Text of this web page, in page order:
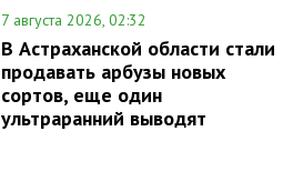
7 августа 2026, 02:32
В Астраханской области стали
продавать арбузы новых
сортов, еще один
ультраранний выводят